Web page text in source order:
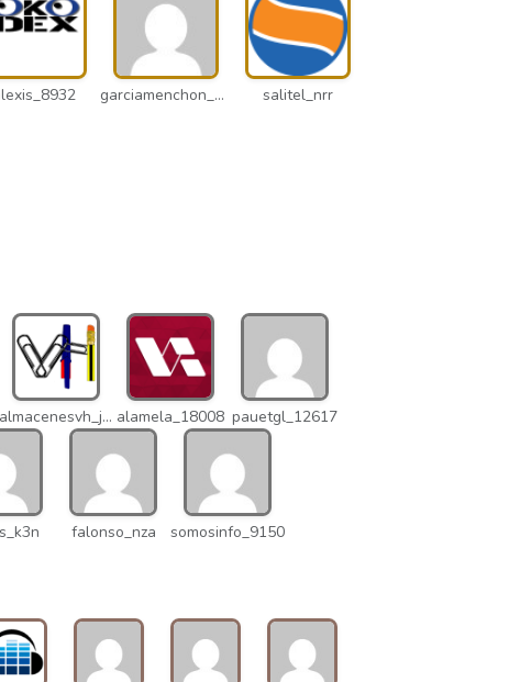
garciamenchon_puz salitel_nrr
almacenesvh_jo2 alamela_18008 pauetgl_12617
falonso_nza somosinfo_9150